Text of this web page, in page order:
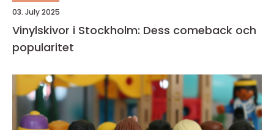
03. July 2025
Vinylskivor i Stockholm: Dess comeback och
popularitet